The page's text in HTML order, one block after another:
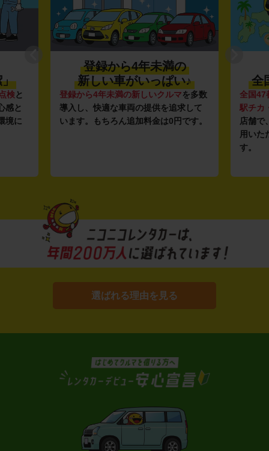
」
検と
感と
境に
登録から4年未満の
新しい車がいっぱい♪
登録から4年未満の新しいクルマを多数
導入し、快適な車両の提供を追求して
います。もちろん追加料金は0円です。
全
全国47
駅チカ
店舗で
用いた
す。
選ばれる理由を見る